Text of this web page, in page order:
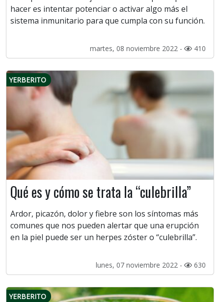
hacer es intentar potenciar o activar algo más el
sistema inmunitario para que cumpla con su función.
martes, 08 noviembre 2022 - 410
YERBERITO
Qué es y cómo se trata la “culebrilla”
Ardor, picazón, dolor y fiebre son los síntomas más
comunes que nos pueden alertar que una erupción
en la piel puede ser un herpes zóster o “culebrilla”.
lunes, 07 noviembre 2022 - 630
YERBERITO